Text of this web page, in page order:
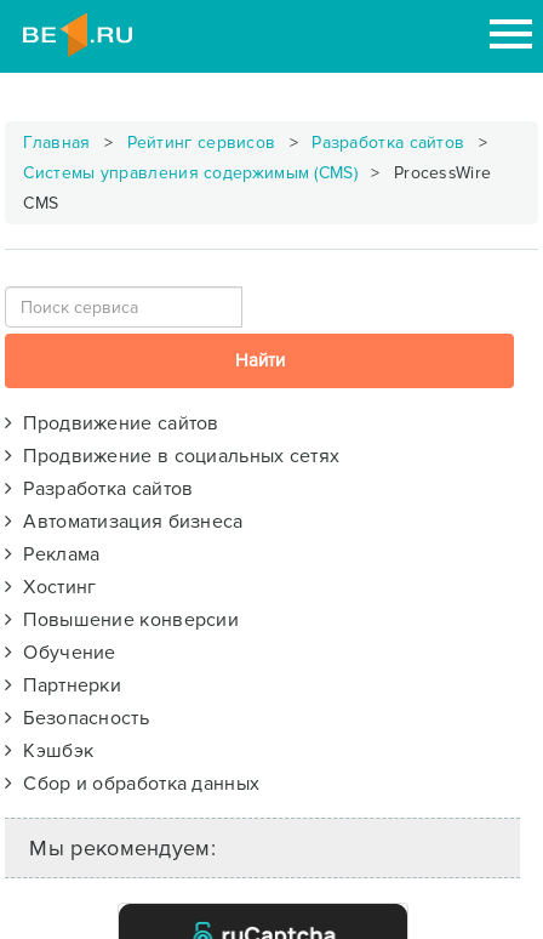
Главная Рейтинг сервисов
Разработка сайтов
Системы управления содержимым (CMS)
ProcessWire
CMS
Продвижение сайтов
Продвижение в социальных сетях
Разработка сайтов
Автоматизация бизнеса
Реклама
Хостинг
Повышение конверсии
Обучение
Партнерки
Безопасность
Кэшбэк
Сбор и обработка данных
Мы рекомендуем: